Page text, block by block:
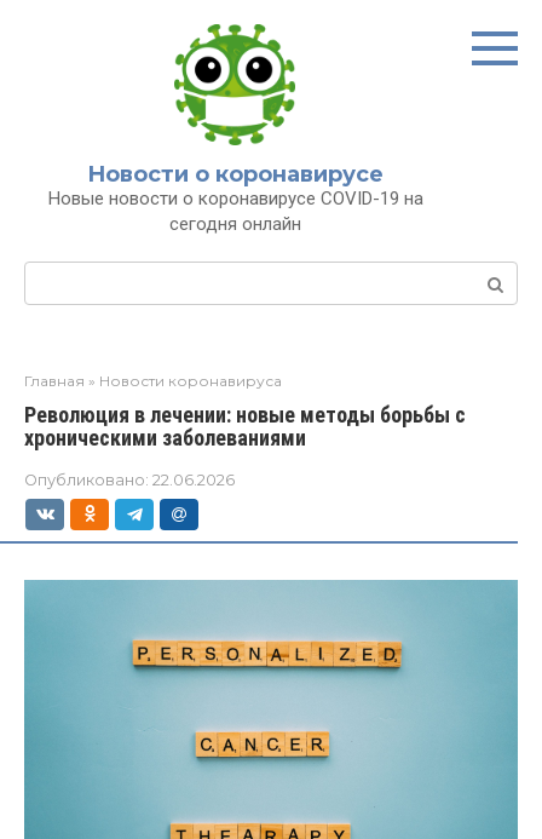
Новости о коронавирусе
Новые новости о коронавирусе COVID-19 на
сегодня онлайн
Главная » Новости коронавируса
Революция в лечении: новые методы борьбы с
хроническими заболеваниями
Опубликовано: 22.06.2026